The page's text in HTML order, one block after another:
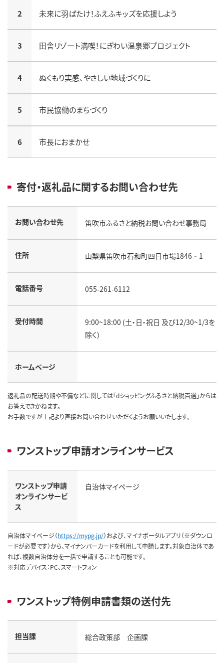
2 未来に羽ばたけ！ふえふキッズを応援しよう
3 田舎リゾート満喫！にぎわい温泉郷プロジェクト
4 ぬくもり実感、やさしい地域づくりに
5 市民協働のまちづくり
6 市長におまかせ
寄付・返礼品に関するお問い合わせ先
お問い合わせ先 笛吹市ふるさと納税お問い合わせ事務局
住所 山梨県笛吹市石和町四日市場1846‐1
電話番号 055-261-6112
受付時間
9:00~18:00 (土・日・祝日 及び12/30~1/3を
除く)
ホームページ
返礼品の配送時期や不備などに関しては「dショッピングふるさと納税百選」からは
お答えできかねます。
お手数ですが上記より直接お問い合わせいただくようお願いいたします。
ワンストップ申請オンラインサービス
ワンストップ申請
オンラインサービ
ス
自治体マイページ
自治体マイページ（https://mypg.jp/）および、マイナポータルアプリ（※ダウンロ
ードが必要です）から、マイナンバーカードを利用して申請します。対象自治体であ
れば、複数自治体分を一括で申請することも可能です。
※対応デバイス：PC、スマートフォン
ワンストップ特例申請書類の送付先
担当課 総合政策部 企画課